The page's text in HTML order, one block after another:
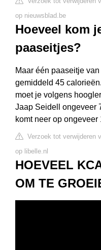
op nieuwsblad.be
Hoeveel kom
paaseitjes?
Maar één paaseitje
gemiddeld 45
moet je volgens
Jaap Seidell ongeveer
komt neer op ongeveer
Verzoek tot verwijderen
op libelle.nl
HOEVEEL
OM TE